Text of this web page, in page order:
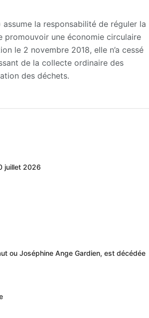
la responsabilité de réguler la
promouvoir une économie circulaire
le 2 novembre 2018, elle n’a cessé
de la collecte ordinaire des
des déchets.
juillet 2026
ou Joséphine Ange Gardien, est décédée